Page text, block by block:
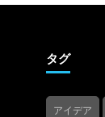
タグ
アイデア